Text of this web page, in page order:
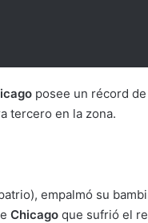
posee un récord
tercero en la zona.
empalmó su
Chicago que sufrió el